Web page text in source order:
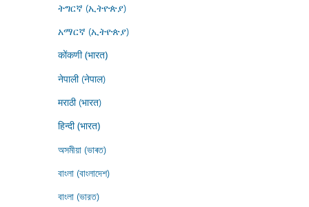
ትግርኛ (ኢትዮጵያ)
አማርኛ (ኢትዮጵያ)
कोंकणी (भारत)
नेपाली (नेपाल)
मराठी (भारत)
हिन्दी (भारत)
অসমীয়া (ভাৰত)
বাংলা (বাংলাদেশ)
বাংলা (ভারত)